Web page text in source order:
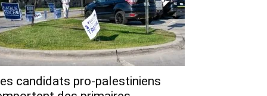
candidats pro-palestiniens